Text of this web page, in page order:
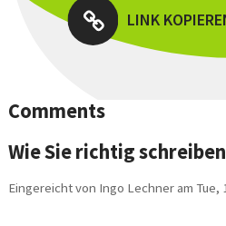
LINK
Comments
Wie Sie richtig schreiben
Eingereicht von Ingo Lechneram Tue,